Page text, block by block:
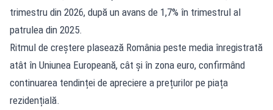
trimestru din 2026, după un avans de 1,7% în trimestrul al
patrulea din 2025.
Ritmul de creștere plasează România peste media înregistrată
atât în Uniunea Europeană, cât și în zona euro, confirmând
continuarea tendinței de apreciere a prețurilor pe piața
rezidențială.